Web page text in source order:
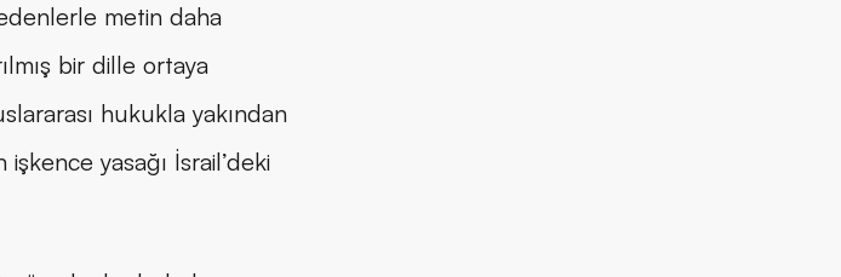
metin daha
bir dille ortaya
hukukla yakından
yasağı İsrail’deki